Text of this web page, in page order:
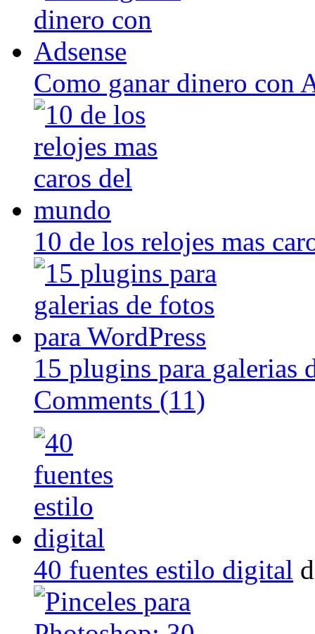
Como ganar dinero con
10 de los relojes mas
15 plugins para galerias
Comments (11)
40 fuentes estilo digital